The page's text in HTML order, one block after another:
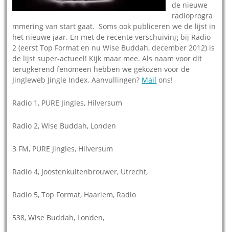
de nieuwe
radioprogra
mmering van start gaat. Soms ook publiceren we de lijst in
het nieuwe jaar. En met de recente verschuiving bij Radio
2 (eerst Top Format en nu Wise Buddah, december 2012) is
de lijst super-actueel! Kijk maar mee. Als naam voor dit
terugkerend fenomeen hebben we gekozen voor de
Jingleweb Jingle Index. Aanvullingen? Mail ons!
Radio 1, PURE Jingles, Hilversum
Radio 2, Wise Buddah, Londen
3 FM, PURE Jingles, Hilversum
Radio 4, Joostenkuitenbrouwer, Utrecht,
Radio 5, Top Format, Haarlem, Radio
538, Wise Buddah, Londen,